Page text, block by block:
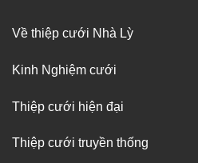
Về thiệp cưới Nhà Lỳ
Kinh Nghiệm cưới
Thiệp cưới hiện đại
Thiệp cưới truyền thống